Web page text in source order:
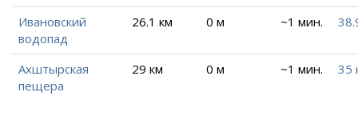
Ивановский
водопад
26.1 км 0 м ~1 мин.
Ахштырская
пещера
29 км 0 м ~1 мин. 35